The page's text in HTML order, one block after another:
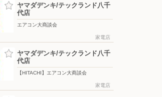
ヤマダデンキ/テックランド八千
代店
エアコン大商談会
家電店
ヤマダデンキ/テックランド八千
代店
【HITACHI】エアコン大商談会
家電店